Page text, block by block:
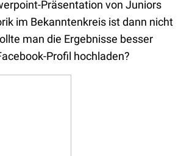
Präsentation von Juniors
im Bekanntenkreis ist dann nicht
man die Ergebnisse besser
Profil hochladen?